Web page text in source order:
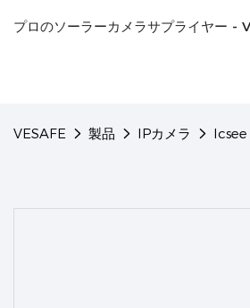
プロのソーラーカメラサプライヤー -
VESAFE 製品 IPカメラ